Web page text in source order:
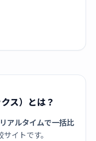
ス）とは？
アルタイムで一括比
イトです。